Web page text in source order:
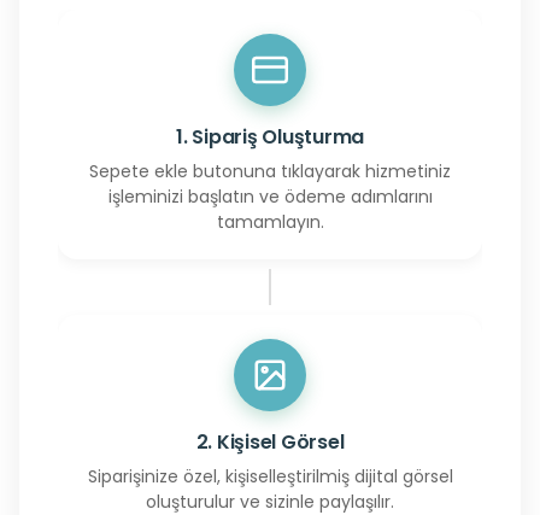
1. Sipariş Oluşturma
Sepete ekle butonuna tıklayarak hizmetiniz
işleminizi başlatın ve ödeme adımlarını
tamamlayın.
2. Kişisel Görsel
Siparişinize özel, kişiselleştirilmiş dijital görsel
oluşturulur ve sizinle paylaşılır.